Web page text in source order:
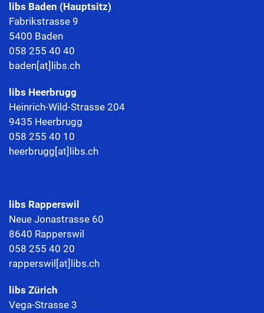
libs Baden (Hauptsitz)
Fabrikstrasse 9
5400 Baden
058 255 40 40
baden[at]libs.ch
libs Heerbrugg
Heinrich-Wild-Strasse 204
9435 Heerbrugg
058 255 40 10
heerbrugg[at]libs.ch
libs Rapperswil
Neue Jonastrasse 60
8640 Rapperswil
058 255 40 20
rapperswil[at]libs.ch
libs Zürich
Vega-Strasse 3